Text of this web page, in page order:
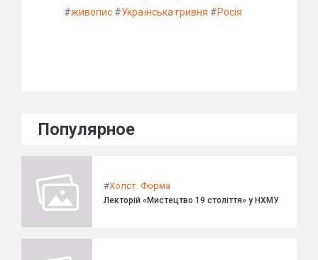
#живопис #Українська гривня #Росія
Популярное
#Холст. Форма
Лекторій «Мистецтво 19 століття» у НХМУ